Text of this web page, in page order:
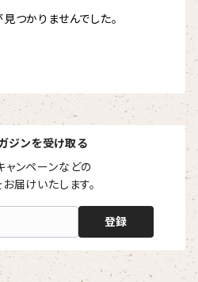
管弦楽団
つかりませんでした。
ジンを受け取る
ャンペーンなどの
届けいたします。
登録